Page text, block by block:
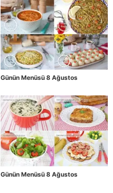
Günün Menüsü 8 Ağustos
Günün Menüsü 8 Ağustos